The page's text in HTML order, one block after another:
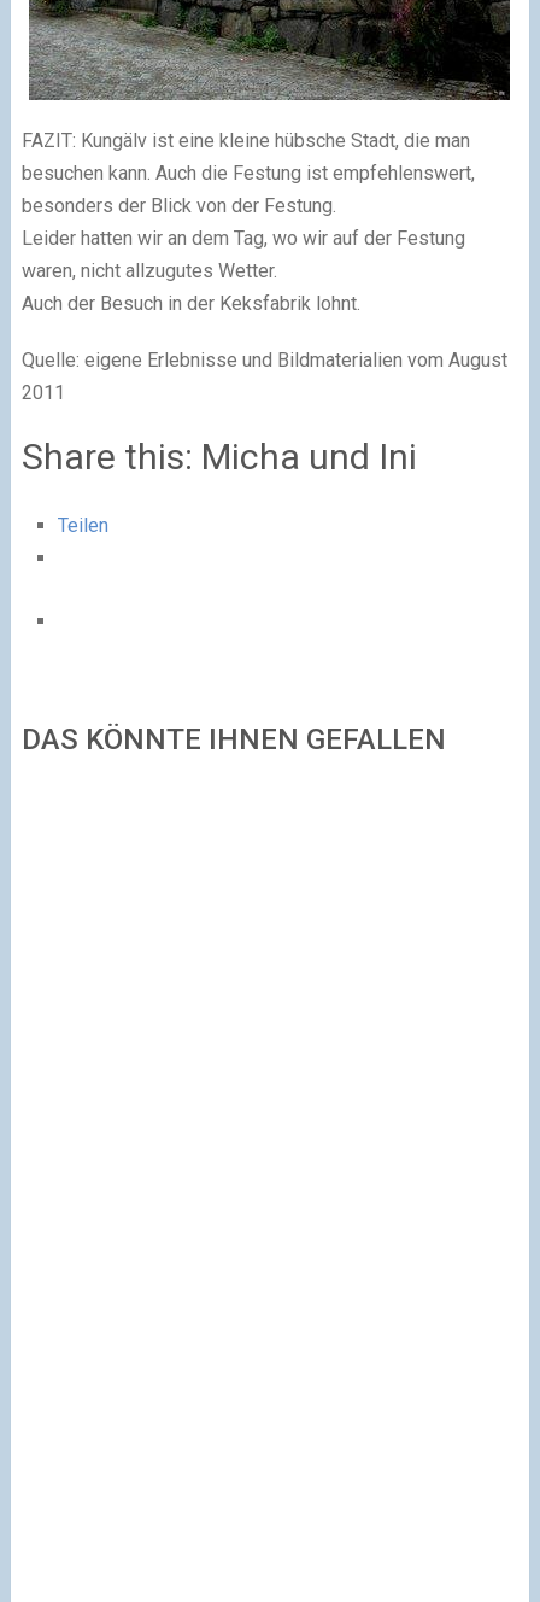
FAZIT: Kungälv ist eine kleine hübsche Stadt, die man
besuchen kann. Auch die Festung ist empfehlenswert,
besonders der Blick von der Festung.
Leider hatten wir an dem Tag, wo wir auf der Festung
waren, nicht allzugutes Wetter.
Auch der Besuch in der Keksfabrik lohnt.
Quelle: eigene Erlebnisse und Bildmaterialien vom August
2011
Share this: Micha und Ini
Teilen
DAS KÖNNTE IHNEN GEFALLEN